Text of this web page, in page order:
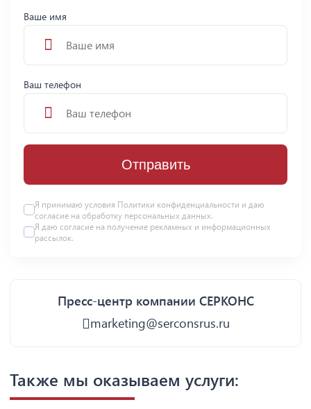
Ваше имя
Ваш телефон
Отправить
Я принимаю условия Политики конфиденциальности и даю
согласие на обработку персональных данных.
Я даю согласие на получение рекламных и информационных
рассылок.
Пресс-центр компании СЕРКОНС
marketing@serconsrus.ru
Также мы оказываем услуги: